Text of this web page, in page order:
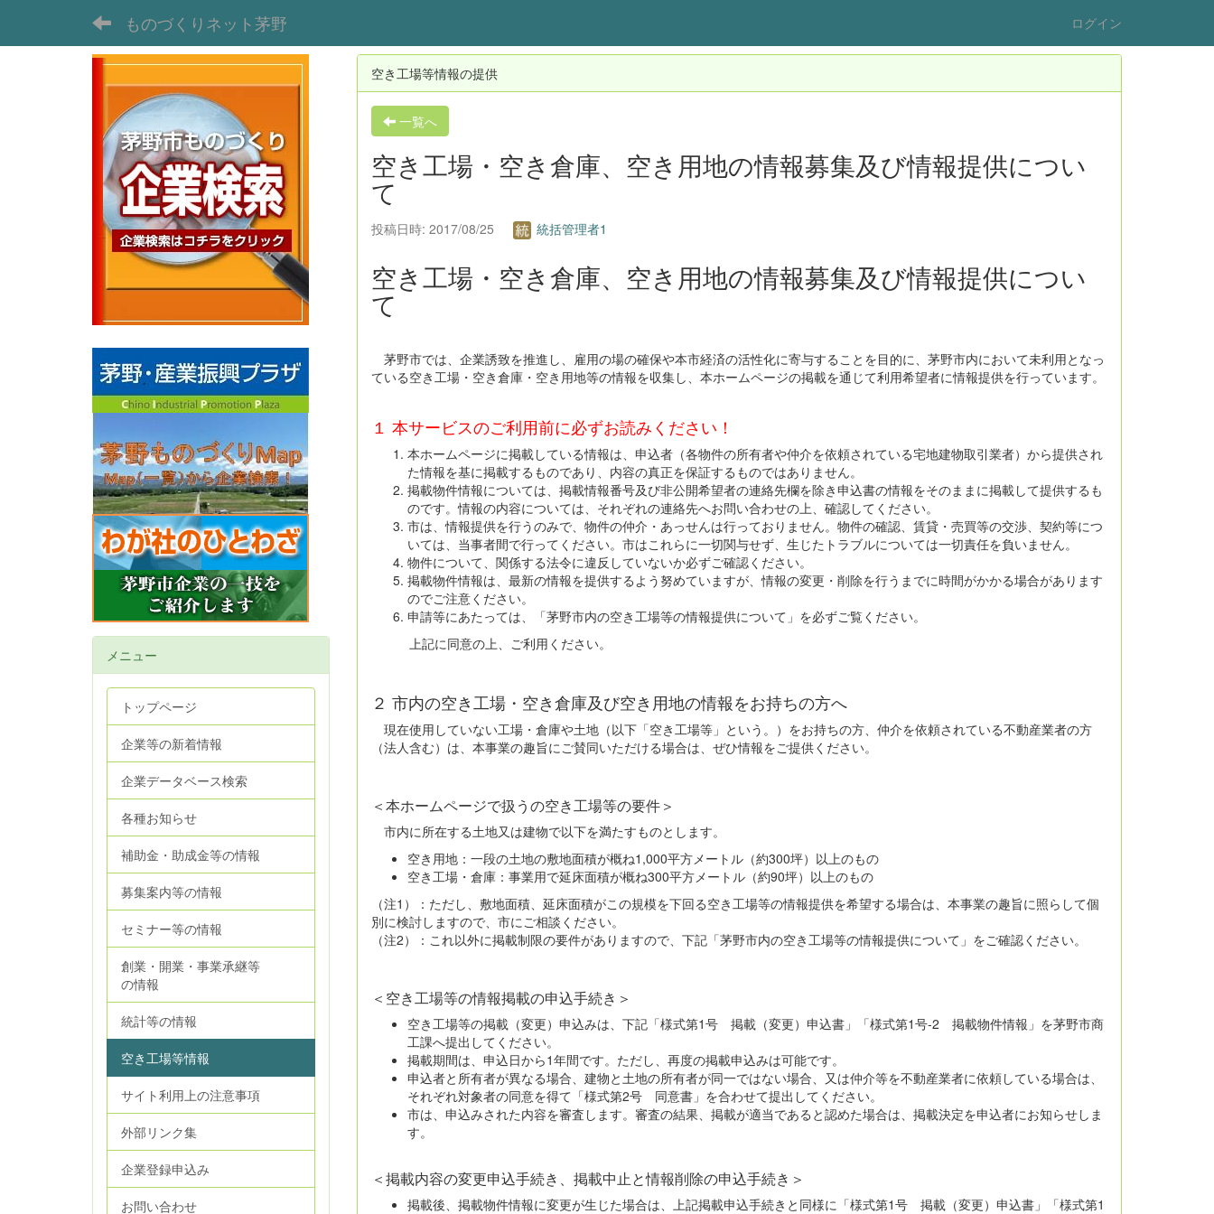
ものづくりネット茅野 ログイン
空き工場等情報の提供
一覧へ
空き工場・空き倉庫、空き用地の情報募集及び情報提供につい
て
投稿日時: 2017/08/25 統括管理者1
空き工場・空き倉庫、空き用地の情報募集及び情報提供につい
て
茅野市では、企業誘致を推進し、雇用の場の確保や本市経済の活性化に寄与することを目的に、茅野市内において未利用となっ
ている空き工場・空き倉庫・空き用地等の情報を収集し、本ホームページの掲載を通じて利用希望者に情報提供を行っています。
１ 本サービスのご利用前に必ずお読みください！
本ホームページに掲載している情報は、申込者（各物件の所有者や仲介を依頼されている宅地建物取引業者）から提供され
た情報を基に掲載するものであり、内容の真正を保証するものではありません。
掲載物件情報については、掲載情報番号及び非公開希望者の連絡先欄を除き申込書の情報をそのままに掲載して提供するも
のです。情報の内容については、それぞれの連絡先へお問い合わせの上、確認してください。
市は、情報提供を行うのみで、物件の仲介・あっせんは行っておりません。物件の確認、賃貸・売買等の交渉、契約等につ
いては、当事者間で行ってください。市はこれらに一切関与せず、生じたトラブルについては一切責任を負いません。
物件について、関係する法令に違反していないか必ずご確認ください。
掲載物件情報は、最新の情報を提供するよう努めていますが、情報の変更・削除を行うまでに時間がかかる場合があります
のでご注意ください。
申請等にあたっては、「茅野市内の空き工場等の情報提供について」を必ずご覧ください。
上記に同意の上、ご利用ください。
２ 市内の空き工場・空き倉庫及び空き用地の情報をお持ちの方へ
現在使用していない工場・倉庫や土地（以下「空き工場等」という。）をお持ちの方、仲介を依頼されている不動産業者の方
（法人含む）は、本事業の趣旨にご賛同いただける場合は、ぜひ情報をご提供ください。
＜本ホームページで扱うの空き工場等の要件＞
市内に所在する土地又は建物で以下を満たすものとします。
空き用地：一段の土地の敷地面積が概ね1,000平方メートル（約300坪）以上のもの
空き工場・倉庫：事業用で延床面積が概ね300平方メートル（約90坪）以上のもの
（注1）：ただし、敷地面積、延床面積がこの規模を下回る空き工場等の情報提供を希望する場合は、本事業の趣旨に照らして個
別に検討しますので、市にご相談ください。
（注2）：これ以外に掲載制限の要件がありますので、下記「茅野市内の空き工場等の情報提供について」をご確認ください。
＜空き工場等の情報掲載の申込手続き＞
空き工場等の掲載（変更）申込みは、下記「様式第1号 掲載（変更）申込書」「様式第1号-2 掲載物件情報」を茅野市商
工課へ提出してください。
掲載期間は、申込日から1年間です。ただし、再度の掲載申込みは可能です。
申込者と所有者が異なる場合、建物と土地の所有者が同一ではない場合、又は仲介等を不動産業者に依頼している場合は、
それぞれ対象者の同意を得て「様式第2号 同意書」を合わせて提出してください。
市は、申込みされた内容を審査します。審査の結果、掲載が適当であると認めた場合は、掲載決定を申込者にお知らせしま
す。
＜掲載内容の変更申込手続き、掲載中止と情報削除の申込手続き＞
掲載後、掲載物件情報に変更が生じた場合は、上記掲載申込手続きと同様に「様式第1号 掲載（変更）申込書」「様式第1
メニュー
トップページ
企業等の新着情報
企業データベース検索
各種お知らせ
補助金・助成金等の情報
募集案内等の情報
セミナー等の情報
創業・開業・事業承継等
の情報
統計等の情報
空き工場等情報
サイト利用上の注意事項
外部リンク集
企業登録申込み
お問い合わせ